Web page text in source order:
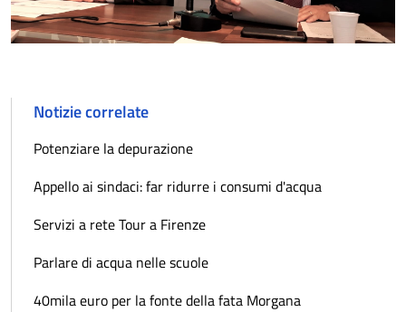
Notizie correlate
Potenziare la depurazione
Appello ai sindaci: far ridurre i consumi d'acqua
Servizi a rete Tour a Firenze
Parlare di acqua nelle scuole
40mila euro per la fonte della fata Morgana